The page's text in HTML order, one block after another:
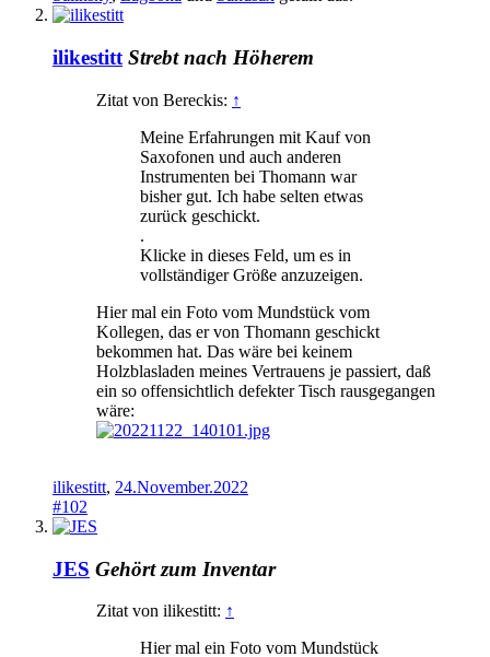
ilikestitt Strebt nach Höherem
Zitat von Bereckis: ↑
Meine Erfahrungen mit Kauf von
Saxofonen und auch anderen
Instrumenten bei Thomann war
bisher gut. Ich habe selten etwas
zurück geschickt.
.
Klicke in dieses Feld, um es in
vollständiger Größe anzuzeigen.
Hier mal ein Foto vom Mundstück vom
Kollegen, das er von Thomann geschickt
bekommen hat. Das wäre bei keinem
Holzblasladen meines Vertrauens je passiert, daß
ein so offensichtlich defekter Tisch rausgegangen
wäre:
ilikestitt, 24.November.2022
#102
JES Gehört zum Inventar
Zitat von ilikestitt: ↑
Hier mal ein Foto vom Mundstück